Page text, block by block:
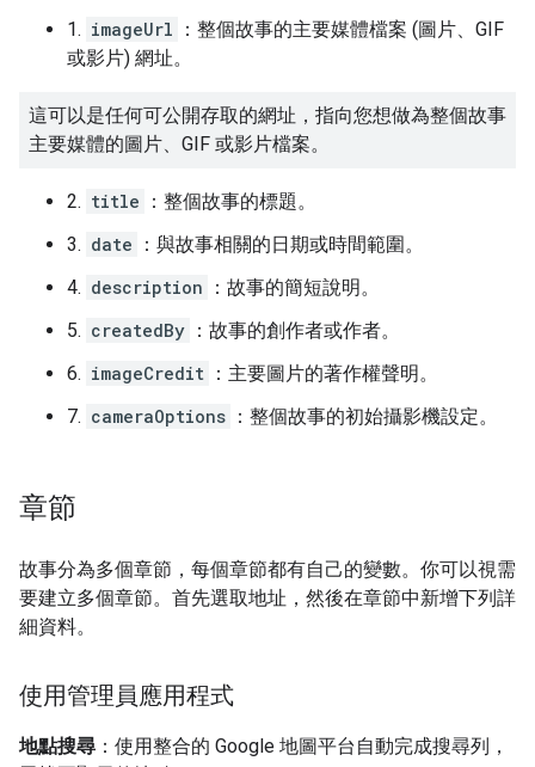
1. imageUrl
：整個故事的主要媒體檔案 (圖片、GIF
或影片) 網址。
這可以是任何可公開存取的網址，指向您想做為整個故事
主要媒體的圖片、GIF 或影片檔案。
2. title
：整個故事的標題。
3. date
：與故事相關的日期或時間範圍。
4. description
：故事的簡短說明。
5. createdBy ：故事的創作者或作者。
6. imageCredit ：主要圖片的著作權聲明。
7. cameraOptions ：整個故事的初始攝影機設定。
章節
故事分為多個章節，每個章節都有自己的變數。你可以視需
要建立多個章節。首先選取地址，然後在章節中新增下列詳
細資料。
使用管理員應用程式
地點搜尋 ：使用整合的 Google 地圖平台自動完成搜尋列，